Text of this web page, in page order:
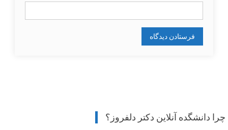
چرا دانشگده آنلاین دکتر دلفروز؟